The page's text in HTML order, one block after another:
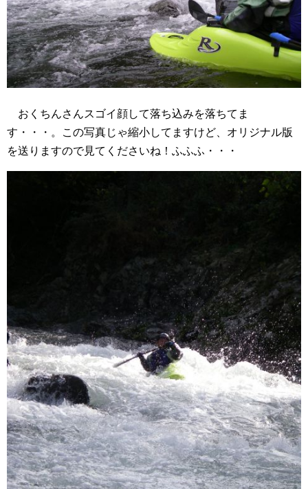
おくちんさんスゴイ顔して落ち込みを落ちてま
す・・・。この写真じゃ縮小してますけど、オリジナル版
を送りますので見てくださいね！ふふふ・・・